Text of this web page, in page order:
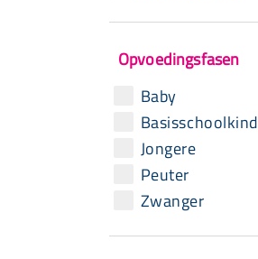
Opvoedingsfasen
Baby
Basisschoolkind
Jongere
Peuter
Zwanger